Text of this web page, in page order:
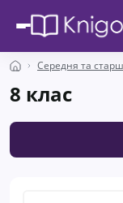
Середня та
8 клас